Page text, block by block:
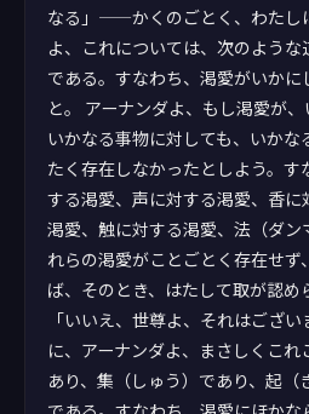
なる」——かくのごとく、わたし
よ、これについては、次のような
である。すなわち、渇愛がいかに
と。 アーナンダよ、もし渇愛が、
いかなる事物に対しても、いかな
たく存在しなかったとしよう。
する渇愛、声に対する渇愛、香に
渇愛、触に対する渇愛、法（ダ
れらの渇愛がことごとく存在せず
ば、そのとき、はたして取が認め
「いいえ、世尊よ、それはござ
に、アーナンダよ、まさしくこ
あり、集（しゅう）であり、起（